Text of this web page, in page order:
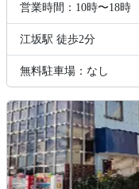
営業時間：10時〜18時
江坂駅 徒歩2分
無料駐車場：なし